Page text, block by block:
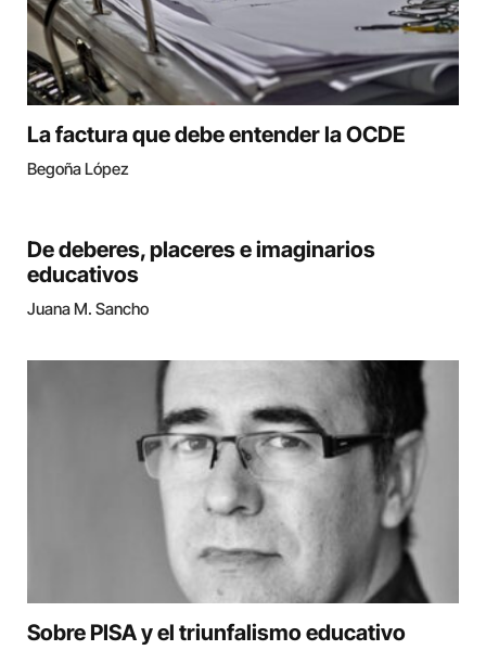
La factura que debe entender la OCDE
Begoña López
De deberes, placeres e imaginarios
educativos
Juana M. Sancho
Sobre PISA y el triunfalismo educativo